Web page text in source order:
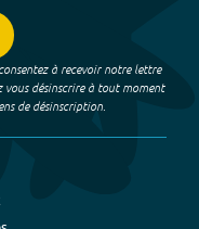
à recevoir notre lettre
désinscrire à tout moment
de désinscription.